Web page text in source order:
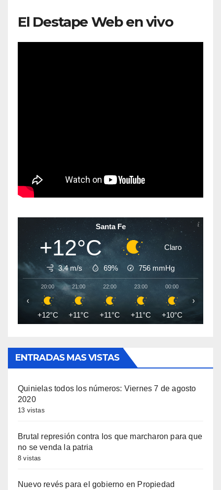
El Destape Web en vivo
Santa Fe
+12°C Claro
3.4 m/s 69% 756 mmHg
20:00
+12°C
21:00
+11°C
22:00
+11°C
23:00
+11°C
00:00
+10°C +10°C
‹ ›
ENTRADAS MAS VISTAS
Quinielas todos los números: Viernes 7 de agosto
2020
13 vistas
Brutal represión contra los que marcharon para que
no se venda la patria
8 vistas
Nuevo revés para el gobierno en Propiedad